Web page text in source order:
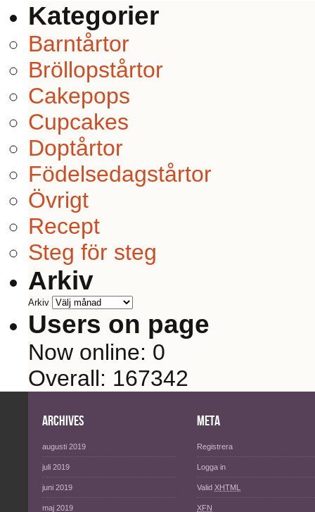
Kategorier
Barntårtor
Bröllopstårtor
Cakepops
Cupcakes
Doptårtor
Födelsedagstårtor
Övrigt
Recept
Steg för steg
Arkiv
Arkiv
Users on page
Now online: 0
Overall: 167342
Archives
augusti 2019
juli 2019
juni 2019
maj 2019
Meta
Registrera
Logga in
Valid XHTML
XFN